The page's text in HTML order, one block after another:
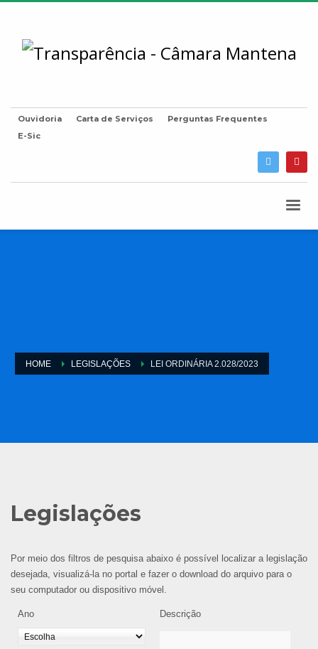
Ouvidoria Carta de Serviços
Perguntas Frequentes
E-Sic
HOME LEGISLAÇÕES LEI ORDINÁRIA 2.028/2023
Legislações
Por meio dos filtros de pesquisa abaixo é possível localizar a legislação
desejada, visualizá-la no portal e fazer o download do arquivo para o
seu computador ou dispositivo móvel.
Ano Descrição